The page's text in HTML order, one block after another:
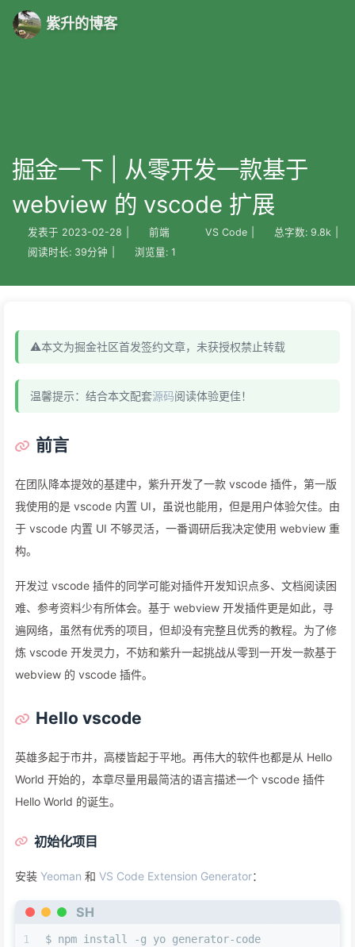
紫升的博客
掘金一下 | 从零开发一款基于
webview 的 vscode 扩展
发表于 2023-02-28 前端 VS Code 总字数: 9.8k
阅读时长: 39分钟 浏览量: 1
⚠️本文为掘金社区首发签约文章，未获授权禁止转载
温馨提示：结合本文配套源码阅读体验更佳！
前言
在团队降本提效的基建中，紫升开发了一款 vscode 插件，第一版
我使用的是 vscode 内置 UI，虽说也能用，但是用户体验欠佳。由
于 vscode 内置 UI 不够灵活，一番调研后我决定使用 webview 重
构。
开发过 vscode 插件的同学可能对插件开发知识点多、文档阅读困
难、参考资料少有所体会。基于 webview 开发插件更是如此，寻
遍网络，虽然有优秀的项目，但却没有完整且优秀的教程。为了修
炼 vscode 开发灵力，不妨和紫升一起挑战从零到一开发一款基于
webview 的 vscode 插件。
Hello vscode
英雄多起于市井，高楼皆起于平地。再伟大的软件也都是从 Hello
World 开始的，本章尽量用最简洁的语言描述一个 vscode 插件
Hello World 的诞生。
初始化项目
安装 Yeoman 和 VS Code Extension Generator：
SH
1 $ npm install -g yo generator-code